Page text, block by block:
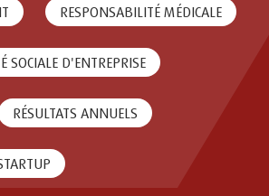
RESPONSABILITÉ MÉDICALE
SOCIALE D'ENTREPRISE
RÉSULTATS ANNUELS